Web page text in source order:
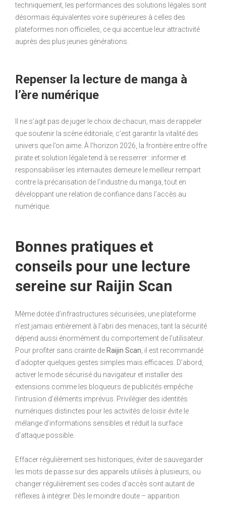
techniquement, les performances des solutions légales sont
désormais équivalentes voire supérieures à celles des
plateformes non officielles, ce qui accentue leur attractivité
auprès des plus jeunes générations.
Repenser la lecture de manga à
l’ère numérique
Il ne s’agit pas de juger le choix de chacun, mais de rappeler
que soutenir la scène éditoriale, c’est garantir la vitalité des
univers que l’on aime. À l’horizon 2026, la frontière entre offre
pirate et solution légale tend à se resserrer : informer et
responsabiliser les internautes demeure le meilleur rempart
contre la précarisation de l’industrie du manga, tout en
développant une relation de confiance dans l’accès au
numérique.
Bonnes pratiques et
conseils pour une lecture
sereine sur Raijin Scan
Même dotée d’infrastructures sécurisées, une plateforme
n’est jamais entièrement à l’abri des menaces, tant la sécurité
dépend aussi énormément du comportement de l’utilisateur.
Pour profiter sans crainte de Raijin Scan , il est recommandé
d’adopter quelques gestes simples mais efficaces. D’abord,
activer le mode sécurisé du navigateur et installer des
extensions comme les bloqueurs de publicités empêche
l’intrusion d’éléments imprévus. Privilégier des identités
numériques distinctes pour les activités de loisir évite le
mélange d’informations sensibles et réduit la surface
d’attaque possible.
Effacer régulièrement ses historiques, éviter de sauvegarder
les mots de passe sur des appareils utilisés à plusieurs, ou
changer régulièrement ses codes d’accès sont autant de
réflexes à intégrer. Dès le moindre doute – apparition